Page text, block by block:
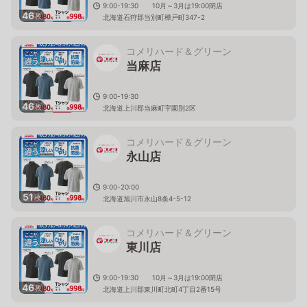
46枚
9:00-19:30 10月～3月は19:00閉店
北海道石狩郡当別町樺戸町347-2
46枚
コメリハード＆グリーン
当麻店
9:00-19:30
北海道上川郡当麻町宇園別2区
51枚
コメリハード＆グリーン
永山店
9:00-20:00
北海道旭川市永山8条4-5-12
46枚
コメリハード＆グリーン
東川店
9:00-19:30 10月～3月は19:00閉店
北海道上川郡東川町北町4丁目2番15号